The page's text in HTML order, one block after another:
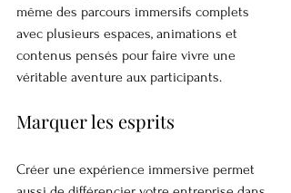
même des parcours immersifs complets
avec plusieurs espaces, animations et
contenus pensés pour faire vivre une
véritable aventure aux participants.
Marquer les esprits
Créer une expérience immersive permet